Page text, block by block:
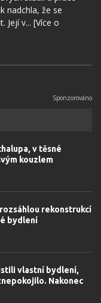
nadchla, že se
Její v... [Více o
v těsné
kouzlem
rekonstrukcí
bydlení
vlastní bydlení,
Nakonec